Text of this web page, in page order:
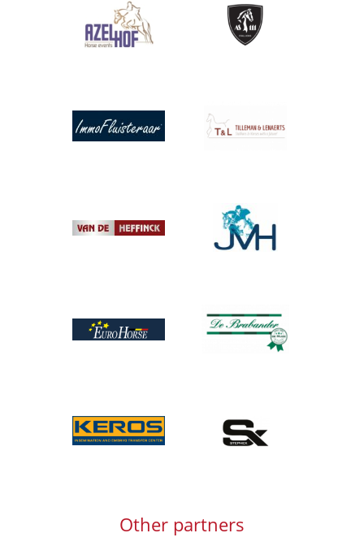
Afbeelding Afbeelding
Afbeelding Afbeelding
Afbeelding
Afbeelding
Afbeelding
Afbeelding
Afbeelding
Afbeelding
Other partners